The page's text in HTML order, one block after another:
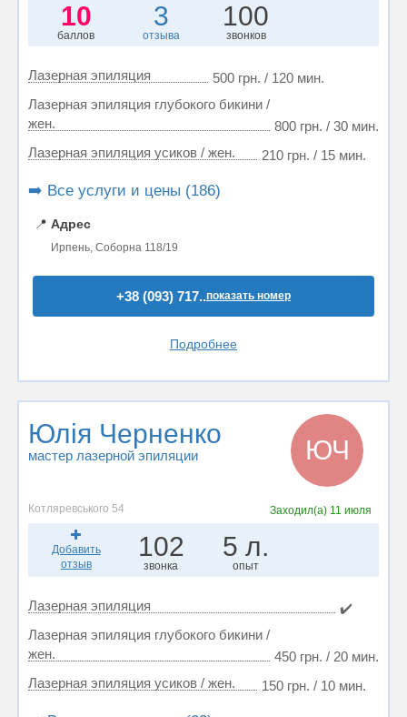
10
баллов
3
отзыва
100
звонков
Лазерная эпиляция
500 грн. / 120 мин.
Лазерная эпиляция глубокого бикини /
жен.
800 грн. / 30 мин.
Лазерная эпиляция усиков / жен.
210 грн. / 15 мин.
➡️ Все услуги и цены (186)
📍 Адрес
Ирпень, Соборна 118/19
+38 (093) 717..показать номер
Подробнее
Юлія Черненко
мастер лазерной эпиляции ЮЧ
Котляревського 54 Заходил(а) 11 июля
Добавить
отзыв
102
звонка
5 л.
опыт
Лазерная эпиляция
✔️
Лазерная эпиляция глубокого бикини /
жен.
450 грн. / 20 мин.
Лазерная эпиляция усиков / жен.
150 грн. / 10 мин.